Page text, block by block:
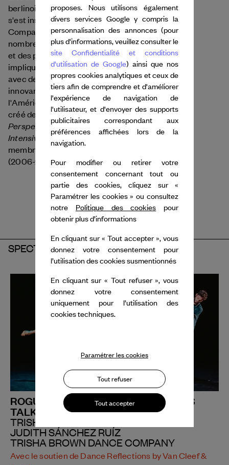
berlinoise travaille à New York depuis 1999 et
s'est installée à Berlin en 2011. Elle a fondé la JSR
Company à New York en 2010, créant de
nombreuses œuvres chorégraphiques sur scène
et des projets dans d’autres contextes scéniques
impliquant de la musique en live en collaboration
avec des compositeurs et des artistes visuels
innovants à travers les États-Unis, l'Europe,
l'Amérique latine et l'Asie. Judith Sánchez Ruíz a
créé deux pratiques : Functionality and
Perspective in Dance (Release)etYour Own God
Intensive Improvisation
. Elle a également été
membre de la Trisha Brown Dance Company
(2006-2009).
SPECTACLE
ROGUES | FOR M.G : THE MOVIE | LET'S
TALK ABOUT BLEEDING
TRISHA BROWN
JUDITH SÁNCHEZ RUÍZ
TRISHA BROWN DANCE COMPANY
Avec le soutien de Dance Reflections by Van Cleef &
proposes. Nous utilisons également
divers services Google y compris la
personnalisation des annonces (pour
plus d'informations, veuillez consulter le
site Confidentialité et conditions
d'utilisation de Google) ainsi que nos
propres cookies analytiques et ceux de
tiers afin de comprendre et d'améliorer
l'expérience de navigation de
l'utilisateur, et d'envoyer des supports
publicitaires correspondant aux
préférences affichées lors de la
navigation.
Pour modifier ou retirer votre
consentement concernant tout ou
partie des cookies, cliquez sur «
Paramétrer les cookies » ou consultez
notre Politique des cookies pour
obtenir plus d’informations
En cliquant sur « Tout accepter », vous
donnez votre consentement pour
l’utilisation des cookies susmentionnés
En cliquant sur « Tout refuser », vous
donnez votre consentement
uniquement pour l’utilisation des
cookies techniques.
Paramétrer les cookies
Tout refuser
Tout accepter